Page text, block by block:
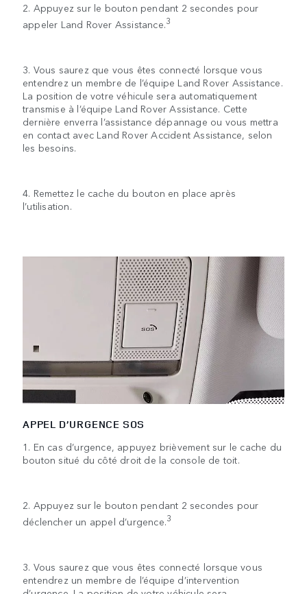
2. Appuyez sur le bouton pendant 2 secondes pour
appeler Land Rover Assistance.3
3. Vous saurez que vous êtes connecté lorsque vous
entendrez un membre de l’équipe Land Rover Assistance.
La position de votre véhicule sera automatiquement
transmise à l’équipe Land Rover Assistance. Cette
dernière enverra l’assistance dépannage ou vous mettra
en contact avec Land Rover Accident Assistance, selon
les besoins.
4. Remettez le cache du bouton en place après
l’utilisation.
APPEL D’URGENCE SOS
1. En cas d’urgence, appuyez brièvement sur le cache du
bouton situé du côté droit de la console de toit.
2. Appuyez sur le bouton pendant 2 secondes pour
déclencher un appel d’urgence.3
3. Vous saurez que vous êtes connecté lorsque vous
entendrez un membre de l’équipe d’intervention